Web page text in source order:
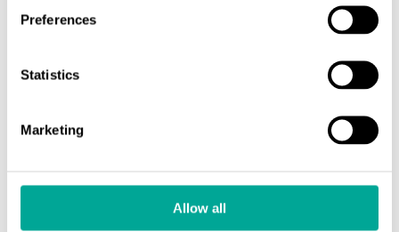
Preferences
Statistics
Marketing
Allow all
Vesilaitosyhdistys
vesihuoltolaitosten toimialajärjestö, joka edistää
Yhdistys tarjoaa jäsenilleen ajantasaista
asiantuntijatietoa, koulutusta, ohjeistuksia ja
parhaiden käytäntöjen jakamisen kautta. VVY:n
tavoitteena on varmistaa, että suomalaiset